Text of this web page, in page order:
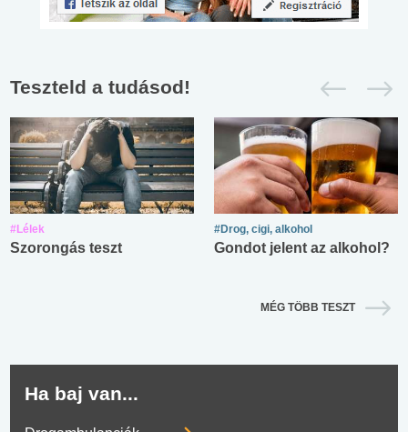
Teszteld a tudásod!
#Lélek
Szorongás teszt
#Drog, cigi, alkohol
Gondot jelent az alkohol?
MÉG TÖBB TESZT
Ha baj van...